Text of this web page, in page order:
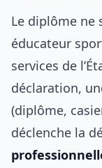
Le diplôme ne
éducateur
services de
déclaration,
(diplôme,
déclenche la